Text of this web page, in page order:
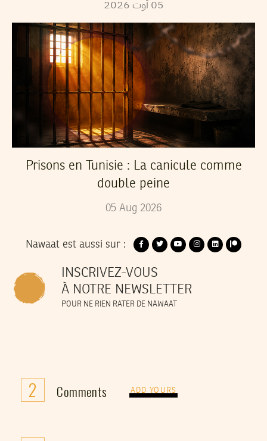
05 أوت2026
Prisons en Tunisie : La canicule comme
double peine
05 Aug 2026
Nawaat est aussi sur :
INSCRIVEZ-VOUS
À NOTRE NEWSLETTER
POUR NE RIEN RATER DE NAWAAT
2 Comments ADD YOURS